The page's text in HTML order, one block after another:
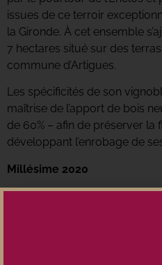
issues de ce terroir
la Gironde. À cet ensemble
7 hectares situé sur des
commune d’Artigues.
Les spécificités de son
maîtrise de l’apport de bois
de 60% – afin de préserver la
développant l’enrobage de
Millésime 2020
Le millésime 2020, marqué